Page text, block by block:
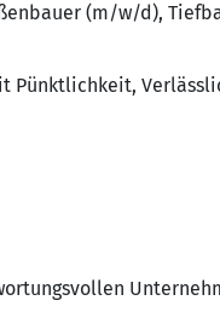
(m/w/d),
Pünktlichkeit,